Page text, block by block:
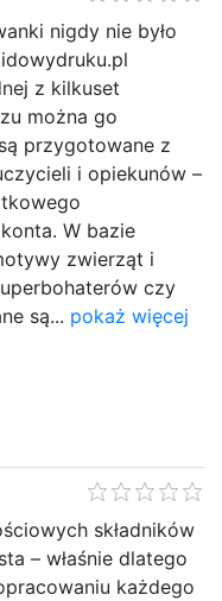
nigdy nie było
z kilkuset
można go
przygotowane z
i opiekunów –
W bazie
zwierząt i
czy
są... pokaż więcej
składników
– właśnie dlatego
każdego